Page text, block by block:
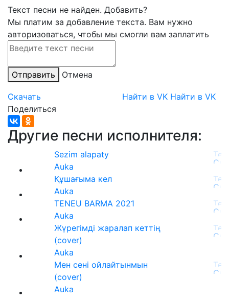
Текст песни не найден. Добавить?
Мы платим за добавление текста. Вам нужно
авторизоваться, чтобы мы смогли вам заплатить
Отправить Отмена
Скачать Найти в VK Найти в VK
Поделиться
Другие песни исполнителя:
Sezim alapaty
Auka
Құшағыма кел
Auka
TENEU BARMA 2021
Auka
Жүрегімді жаралап кеттің
(cover)
Auka
Мен сені ойлайтынмын
(cover)
Auka